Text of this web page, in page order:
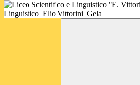
Linguistico Elio Vittorini Gela